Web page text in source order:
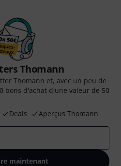
Thomann
Thomann et, avec un peu de
bons d'achat d'une valeur de 50
Deals Aperçus Thomann
maintenant